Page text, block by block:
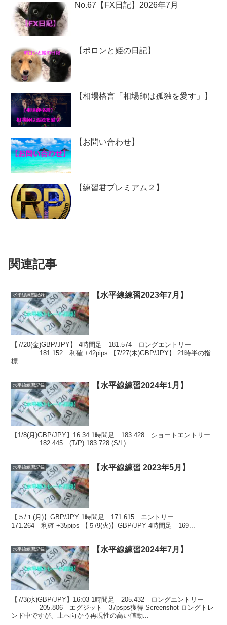
No.67【FX日記】2026年7月
【ポロンと姫の日記】
【相場格言「相場師は孤独を愛す」】
【お問い合わせ】
【練習君プレミアム２】
関連記事
水平線練習記録 【水平線練習2023年7月】
【7/20(金)GBP/JPY】 4時間足 181.574 ロングエントリー
181.152 利確 +42pips 【7/27(木)GBP/JPY】 21時半の指
標...
水平線練習記録 【水平線練習2024年1月】
【1/8(月)GBP/JPY】16:34 1時間足 183.428 ショートエントリー
182.445 (T/P) 183.728 (S/L) ...
水平線練習記録 【水平線練習 2023年5月】
【５/１(月)】GBP/JPY 1時間足 171.615 エントリー
171.264 利確 +35pips 【５/9(火)】GBP/JPY 4時間足 169...
水平線練習記録 【水平線練習2024年7月】
【7/3(水)GBP/JPY】16:03 1時間足 205.432 ロングエントリー
205.806 エグジット 37psps獲得 Screenshot ロングトレ
ンド中ですが、上へ向かう再現性の高い値動...